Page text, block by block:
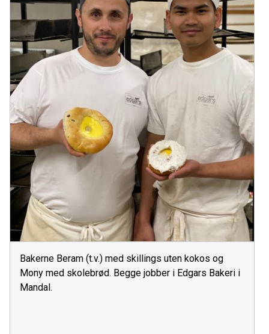
Bakerne Beram (t.v.) med skillings uten kokos og
Mony med skolebrød. Begge jobber i Edgars Bakeri i
Mandal.